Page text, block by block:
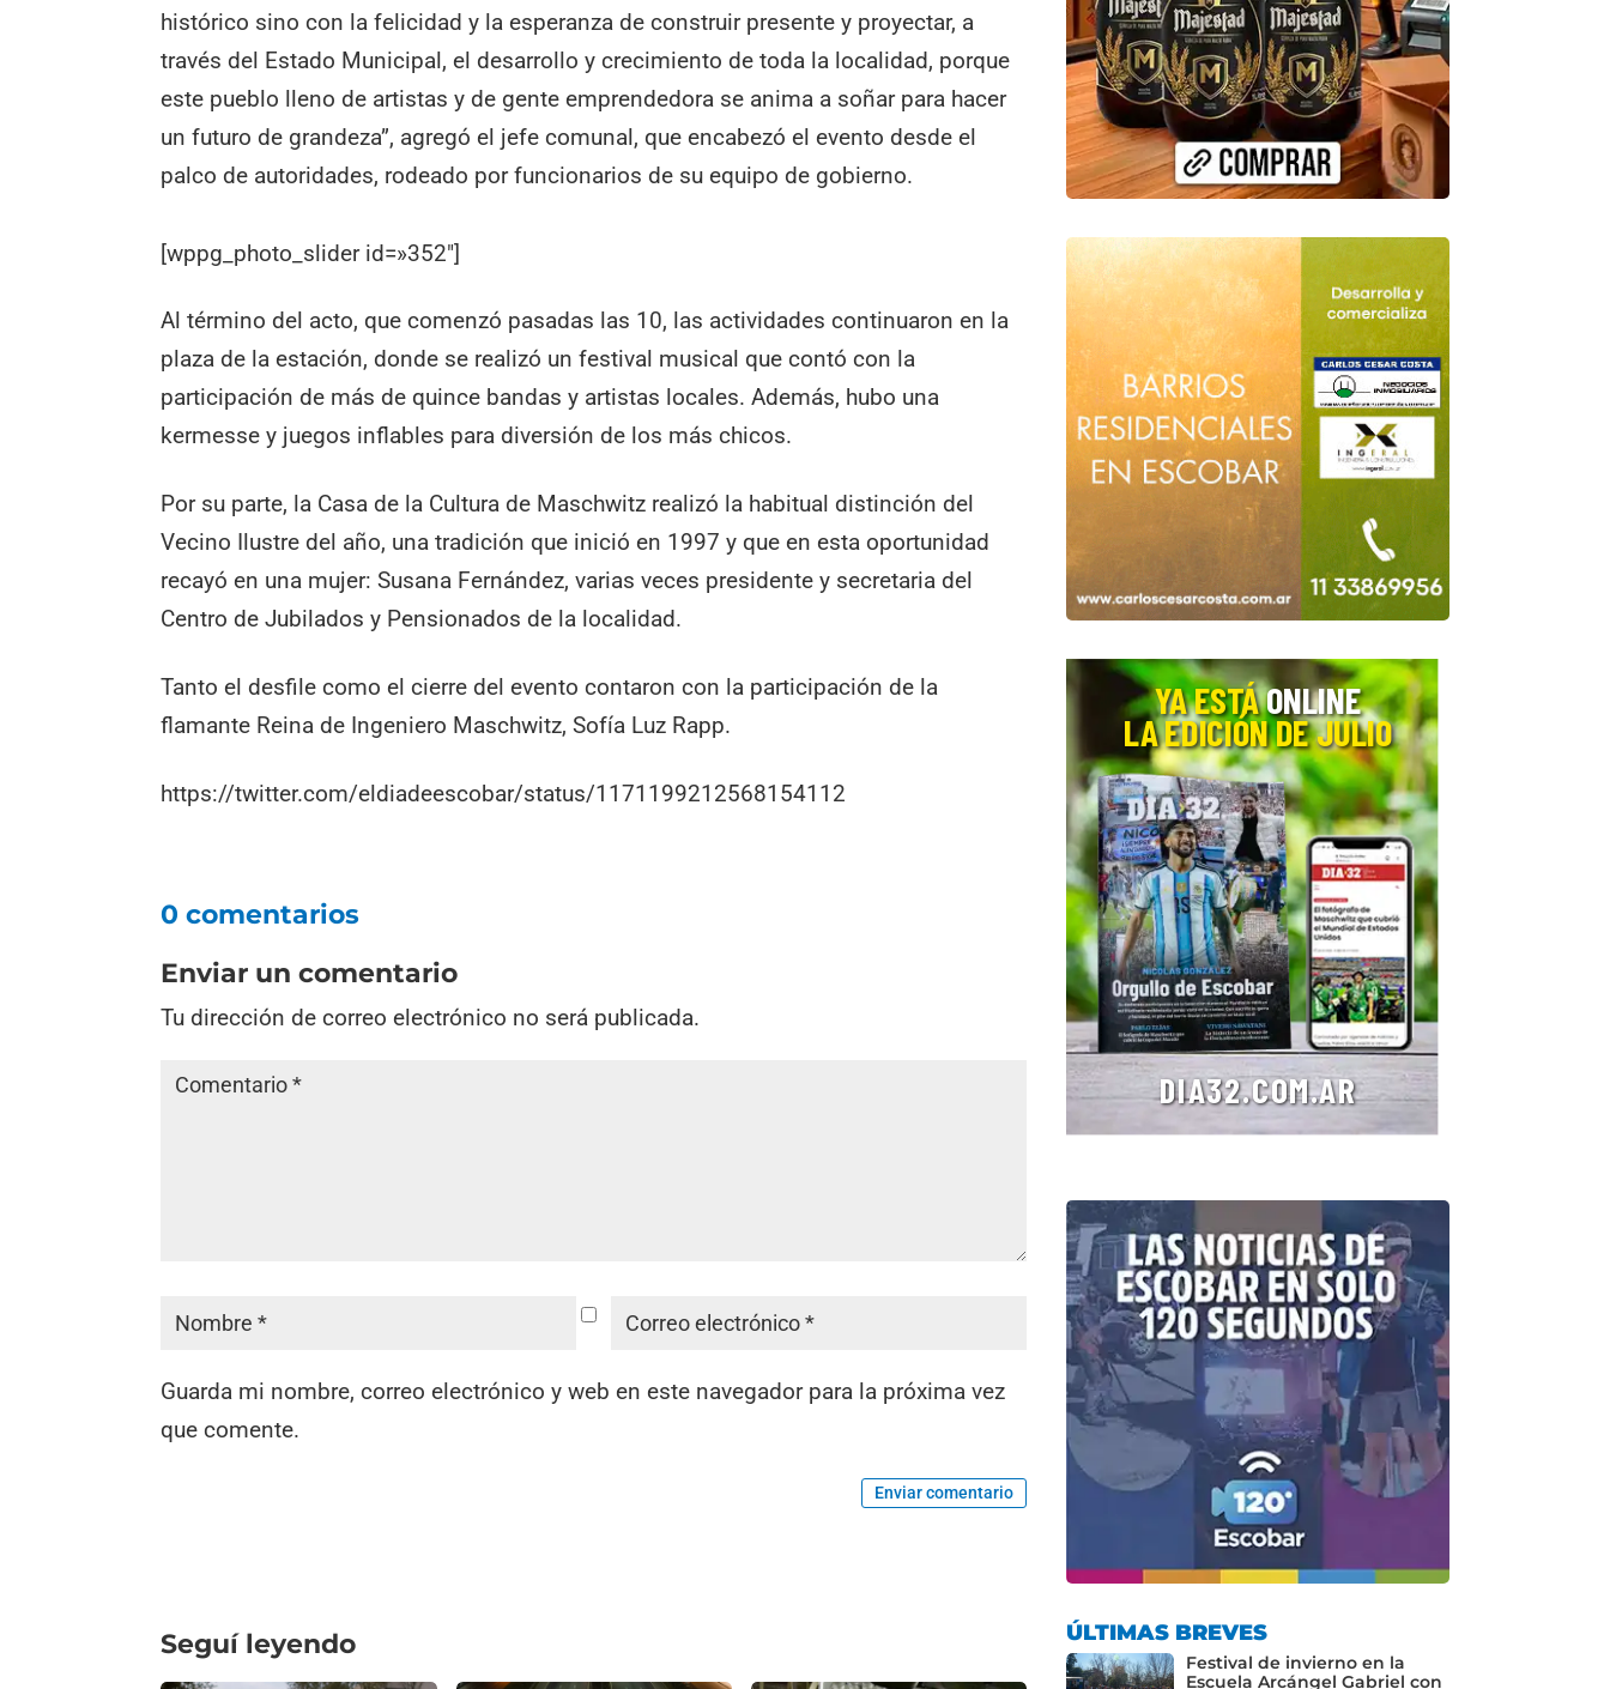
histórico sino con la felicidad y la esperanza de construir presente y proyectar, a
través del Estado Municipal, el desarrollo y crecimiento de toda la localidad, porque
este pueblo lleno de artistas y de gente emprendedora se anima a soñar para hacer
un futuro de grandeza”, agregó el jefe comunal, que encabezó el evento desde el
palco de autoridades, rodeado por funcionarios de su equipo de gobierno.
[wppg_photo_slider id=»352″]
Al término del acto, que comenzó pasadas las 10, las actividades continuaron en la
plaza de la estación, donde se realizó un festival musical que contó con la
participación de más de quince bandas y artistas locales. Además, hubo una
kermesse y juegos inflables para diversión de los más chicos.
Por su parte, la Casa de la Cultura de Maschwitz realizó la habitual distinción del
Vecino Ilustre del año, una tradición que inició en 1997 y que en esta oportunidad
recayó en una mujer: Susana Fernández, varias veces presidente y secretaria del
Centro de Jubilados y Pensionados de la localidad.
Tanto el desfile como el cierre del evento contaron con la participación de la
flamante Reina de Ingeniero Maschwitz, Sofía Luz Rapp.
https://twitter.com/eldiadeescobar/status/1171199212568154112
0 comentarios
Enviar un comentario
Tu dirección de correo electrónico no será publicada.
Guarda mi nombre, correo electrónico y web en este navegador para la próxima vez
que comente.
Enviar comentario
Seguí leyendo ÚLTIMAS BREVES
Festival de invierno en la
Escuela Arcángel Gabriel con